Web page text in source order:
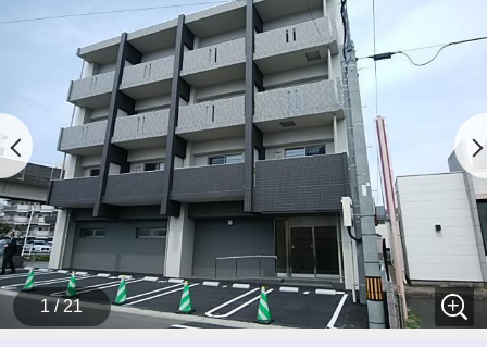
1 / 21